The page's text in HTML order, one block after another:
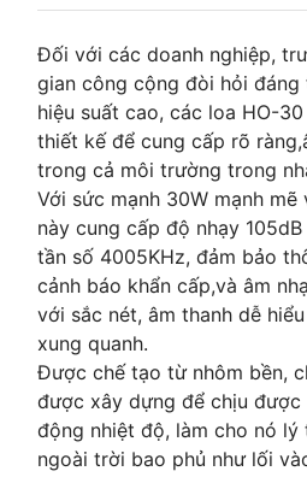
Đối với các doanh nghiệp,
gian công cộng đòi hỏi đáng
hiệu suất cao, các loa HO-
thiết kế để cung cấp rõ
trong cả môi trường trong
Với sức mạnh 30W mạnh
này cung cấp độ nhạy
tần số 4005KHz, đảm bảo
cảnh báo khẩn cấp,và âm
với sắc nét, âm thanh dễ
xung quanh.
Được chế tạo từ nhôm bền,
được xây dựng để chịu được
động nhiệt độ, làm cho nó
ngoài trời bao phủ như lối